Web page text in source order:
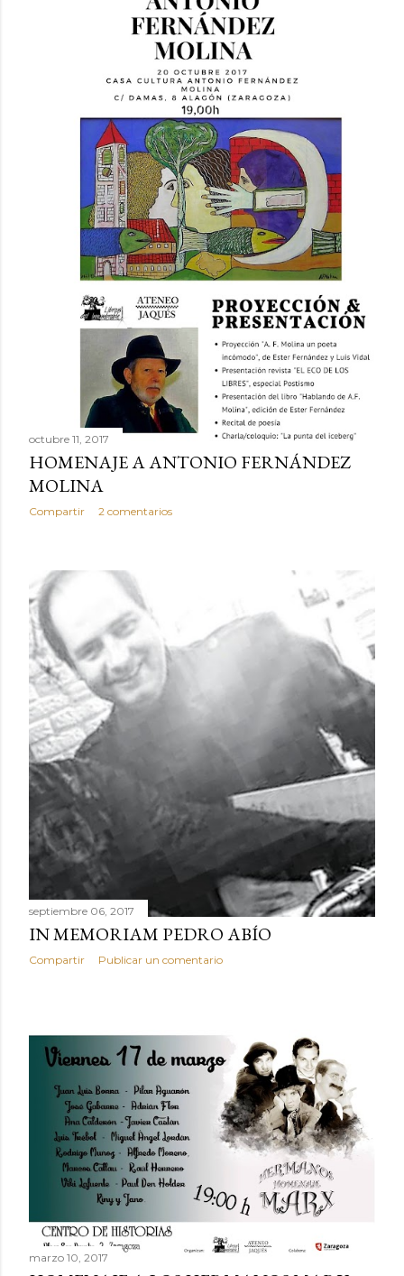
octubre 11, 2017
HOMENAJE A ANTONIO FERNÁNDEZ
MOLINA
Compartir 2 comentarios
septiembre 06, 2017
IN MEMORIAM PEDRO ABÍO
Compartir Publicar un comentario
marzo 10, 2017